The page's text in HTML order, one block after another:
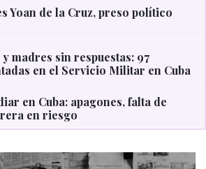
Yoan de la Cruz, preso político
madres sin respuestas: 97
en el Servicio Militar en Cuba
en Cuba: apagones, falta de
en riesgo